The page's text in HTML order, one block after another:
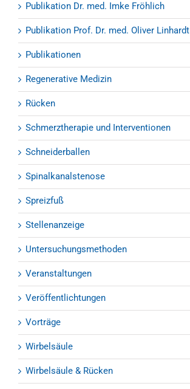
Publikation Dr. med. Imke Fröhlich
Publikation Prof. Dr. med. Oliver Linhardt
Publikationen
Regenerative Medizin
Rücken
Schmerztherapie und Interventionen
Schneiderballen
Spinalkanalstenose
Spreizfuß
Stellenanzeige
Untersuchungsmethoden
Veranstaltungen
Veröffentlichtungen
Vorträge
Wirbelsäule
Wirbelsäule & Rücken